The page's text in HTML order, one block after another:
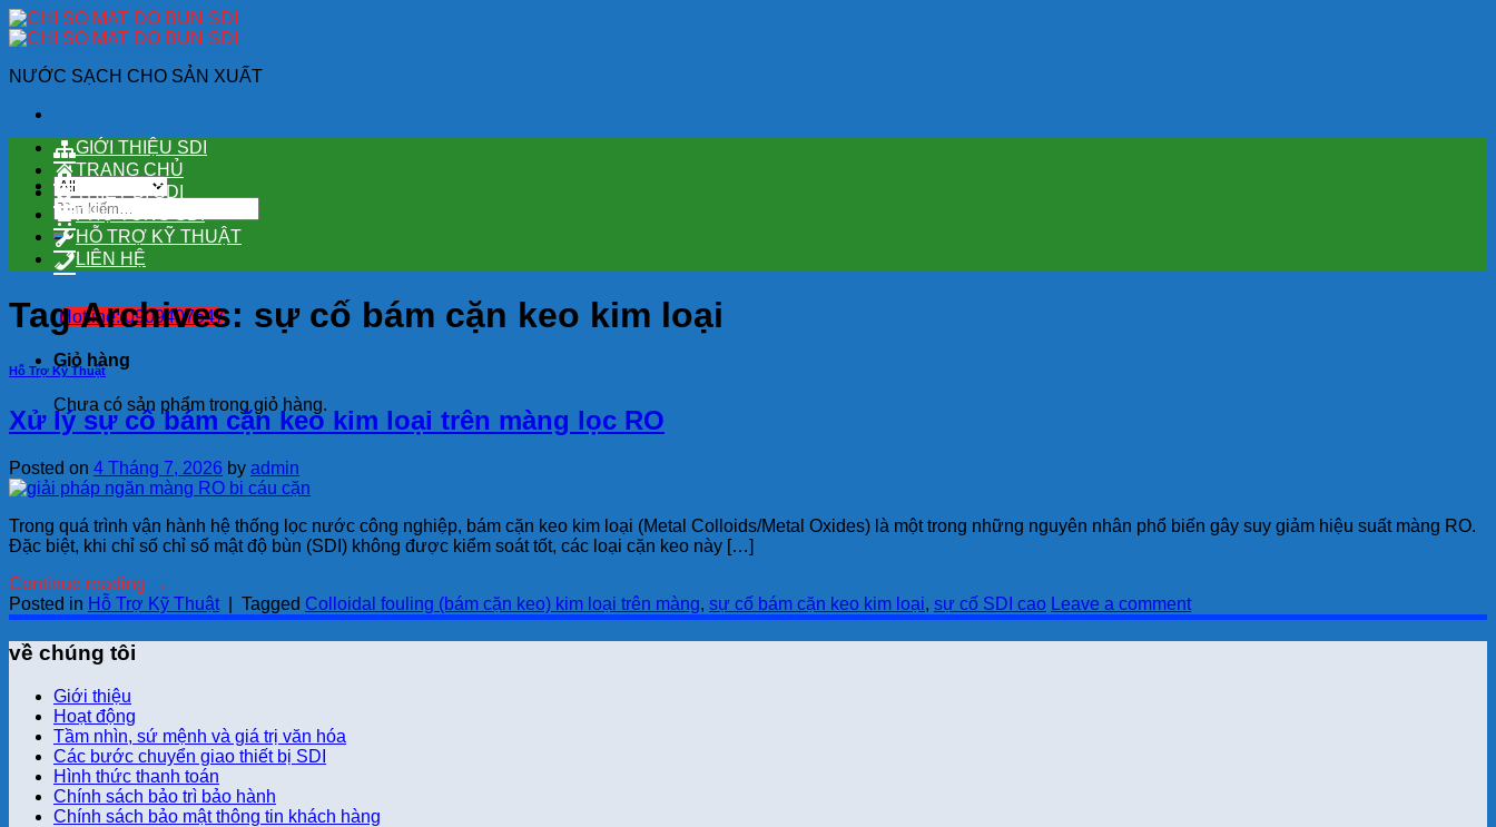
Skip
to
NƯỚC SẠCH CHO SẢN XUẤT
Tìm
kiếm:
Hotline: 0909407547
Giỏ hàng
Chưa có sản phẩm trong giỏ hàng.
GIỚI THIỆU SDI
TRANG CHỦ
THIẾT BỊ SDI
PHỤ TÙNG SDI
HỖ TRỢ KỸ THUẬT
LIÊN HỆ
Tag Archives: sự cố bám cặn keo kim loại
Hỗ Trợ Kỹ Thuật
Xử lý sự cố bám cặn keo kim loại trên màng lọc RO
Posted on 4 Tháng 7, 2026 by admin
Trong quá trình vận hành hệ thống lọc nước công nghiệp, bám cặn keo kim loại (Metal Colloids/Metal Oxides) là một trong những nguyên nhân phổ biến gây suy giảm hiệu suất màng RO.
Đặc biệt, khi chỉ số chỉ số mật độ bùn (SDI) không được kiểm soát tốt, các loại cặn keo này […]
Continue reading →
Posted in Hỗ Trợ Kỹ Thuật Tagged Colloidal fouling (bám cặn keo) kim loại trên màng, sự cố bám cặn keo kim loại, sự cố SDI cao Leave a comment
về chúng tôi
Giới thiệu
Hoạt động
Tầm nhìn, sứ mệnh và giá trị văn hóa
Các bước chuyển giao thiết bị SDI
Hình thức thanh toán
Chính sách bảo trì bảo hành
Chính sách bảo mật thông tin khách hàng